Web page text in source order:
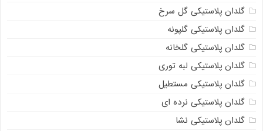
گلدان پلاستیکی گل سرخ
گلدان پلاستیکی گلپونه
گلدان پلاستیکی گلخانه
گلدان پلاستیکی لبه توری
گلدان پلاستیکی مستطیل
گلدان پلاستیکی نرده ای
گلدان پلاستیکی نشا